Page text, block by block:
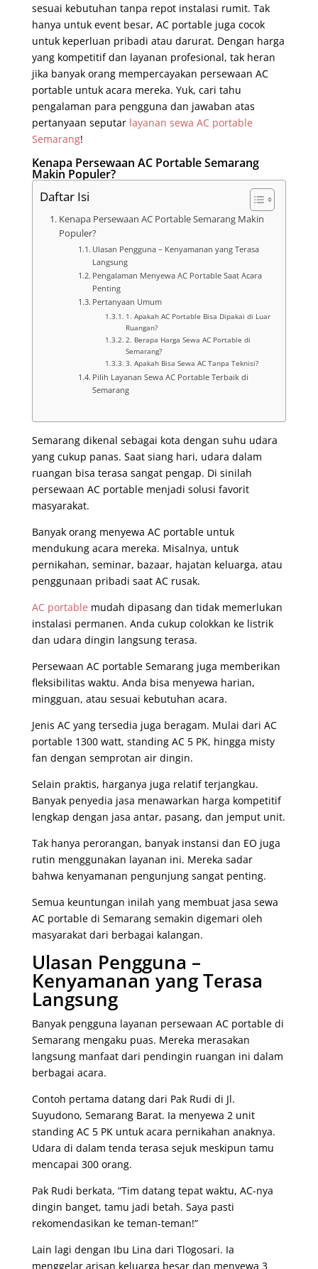
sesuai kebutuhan tanpa repot instalasi rumit. Tak
hanya untuk event besar, AC portable juga cocok
untuk keperluan pribadi atau darurat. Dengan harga
yang kompetitif dan layanan profesional, tak heran
jika banyak orang mempercayakan persewaan AC
portable untuk acara mereka. Yuk, cari tahu
pengalaman para pengguna dan jawaban atas
pertanyaan seputar layanan sewa AC portable
Semarang!
Kenapa Persewaan AC Portable Semarang
Makin Populer?
Daftar Isi
Kenapa Persewaan AC Portable Semarang Makin
Populer?
Ulasan Pengguna – Kenyamanan yang Terasa
Langsung
Pengalaman Menyewa AC Portable Saat Acara
Penting
Pertanyaan Umum
1. Apakah AC Portable Bisa Dipakai di Luar
Ruangan?
2. Berapa Harga Sewa AC Portable di
Semarang?
3. Apakah Bisa Sewa AC Tanpa Teknisi?
Pilih Layanan Sewa AC Portable Terbaik di
Semarang
Semarang dikenal sebagai kota dengan suhu udara
yang cukup panas. Saat siang hari, udara dalam
ruangan bisa terasa sangat pengap. Di sinilah
persewaan AC portable menjadi solusi favorit
masyarakat.
Banyak orang menyewa AC portable untuk
mendukung acara mereka. Misalnya, untuk
pernikahan, seminar, bazaar, hajatan keluarga, atau
penggunaan pribadi saat AC rusak.
AC portable mudah dipasang dan tidak memerlukan
instalasi permanen. Anda cukup colokkan ke listrik
dan udara dingin langsung terasa.
Persewaan AC portable Semarang juga memberikan
fleksibilitas waktu. Anda bisa menyewa harian,
mingguan, atau sesuai kebutuhan acara.
Jenis AC yang tersedia juga beragam. Mulai dari AC
portable 1300 watt, standing AC 5 PK, hingga misty
fan dengan semprotan air dingin.
Selain praktis, harganya juga relatif terjangkau.
Banyak penyedia jasa menawarkan harga kompetitif
lengkap dengan jasa antar, pasang, dan jemput unit.
Tak hanya perorangan, banyak instansi dan EO juga
rutin menggunakan layanan ini. Mereka sadar
bahwa kenyamanan pengunjung sangat penting.
Semua keuntungan inilah yang membuat jasa sewa
AC portable di Semarang semakin digemari oleh
masyarakat dari berbagai kalangan.
Ulasan Pengguna –
Kenyamanan yang Terasa
Langsung
Banyak pengguna layanan persewaan AC portable di
Semarang mengaku puas. Mereka merasakan
langsung manfaat dari pendingin ruangan ini dalam
berbagai acara.
Contoh pertama datang dari Pak Rudi di Jl.
Suyudono, Semarang Barat. Ia menyewa 2 unit
standing AC 5 PK untuk acara pernikahan anaknya.
Udara di dalam tenda terasa sejuk meskipun tamu
mencapai 300 orang.
Pak Rudi berkata, “Tim datang tepat waktu, AC-nya
dingin banget, tamu jadi betah. Saya pasti
rekomendasikan ke teman-teman!”
Lain lagi dengan Ibu Lina dari Tlogosari. Ia
menggelar arisan keluarga besar dan menyewa 3